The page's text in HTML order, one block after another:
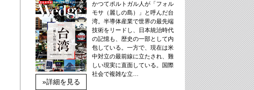
»詳細を見る
かつてポルトガル人が「フォル
モサ（麗しの島）」と呼んだ台
湾。半導体産業で世界の最先端
技術をリードし、日本統治時代
の記憶も、歴史の一部として内
包している。一方で、現在は米
中対立の最前線に立たされ、難
しい現実に直面している。国際
社会で複雑な立…